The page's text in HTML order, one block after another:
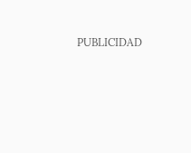
PUBLICIDAD